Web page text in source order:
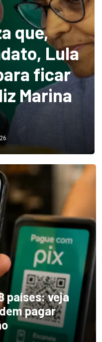
que,
Lula
ficar
Marina
países: veja
pagar